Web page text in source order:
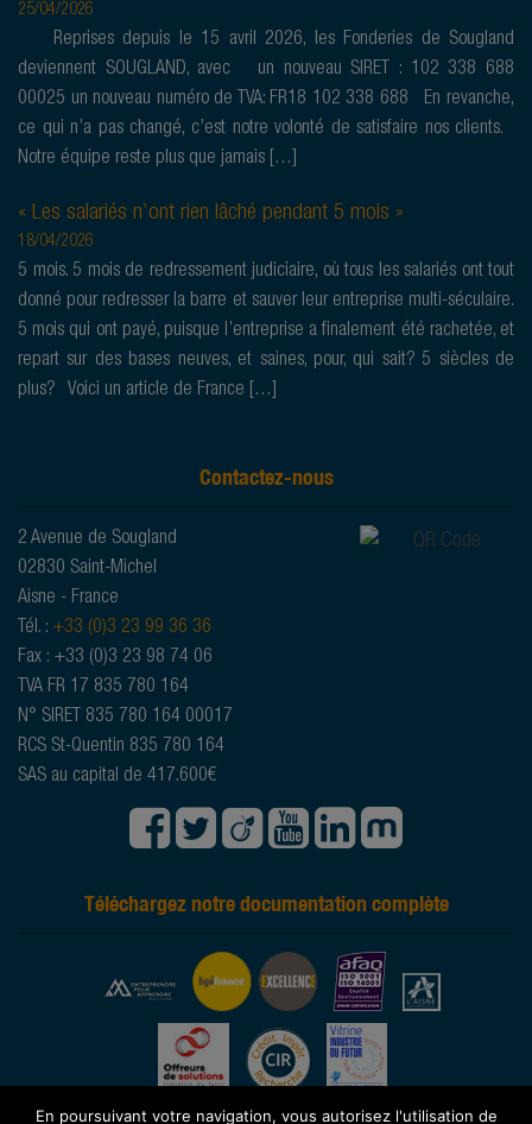
25/04/2026
Reprises depuis le 15 avril 2026, les Fonderies de Sougland
deviennent SOUGLAND, avec un nouveau SIRET : 102 338 688
00025 un nouveau numéro de TVA: FR18 102 338 688 En revanche,
ce qui n’a pas changé, c’est notre volonté de satisfaire nos clients.
Notre équipe reste plus que jamais […]
« Les salariés n’ont rien lâché pendant 5 mois »
18/04/2026
5 mois. 5 mois de redressement judiciaire, où tous les salariés ont tout
donné pour redresser la barre et sauver leur entreprise multi-séculaire.
5 mois qui ont payé, puisque l’entreprise a finalement été rachetée, et
repart sur des bases neuves, et saines, pour, qui sait? 5 siècles de
plus? Voici un article de France […]
Contactez-nous
2 Avenue de Sougland
02830 Saint-Michel
Aisne - France
Tél. : +33 (0)3 23 99 36 36
Fax : +33 (0)3 23 98 74 06
TVA FR 17 835 780 164
N° SIRET 835 780 164 00017
RCS St-Quentin 835 780 164
SAS au capital de 417.600€
Téléchargez notre documentation complète
En poursuivant votre navigation, vous autorisez l'utilisation de